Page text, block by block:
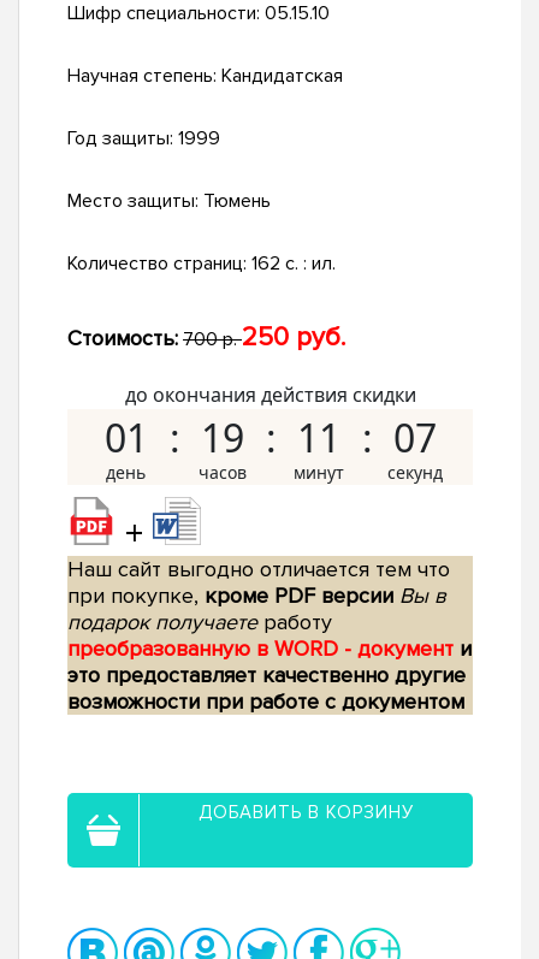
Шифр специальности: 05.15.10
Научная степень: Кандидатская
Год защиты: 1999
Место защиты: Тюмень
Количество страниц: 162 с. : ил.
Стоимость: 700 р.250 руб.
до окончания действия скидки
01 19 11 06
+
Наш сайт выгодно отличается тем что
при покупке, кроме PDF версии Вы в
подарок получаетеработу
преобразованную в WORD - документ и
это предоставляет качественно другие
возможности при работе с документом
ДОБАВИТЬ В КОРЗИНУ